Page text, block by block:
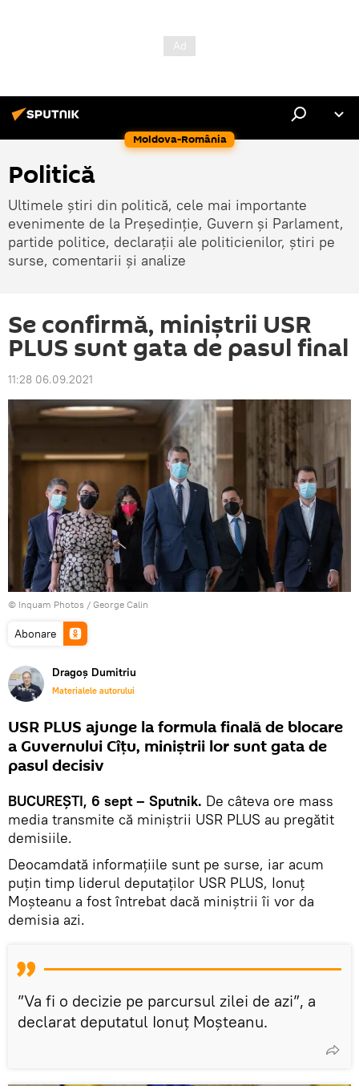
Moldova-România
Politică
Ultimele știri din politică, cele mai importante
evenimente de la Președinție, Guvern și Parlament,
partide politice, declarații ale politicienilor, știri pe
surse, comentarii și analize
Se confirmă, miniștrii USR
PLUS sunt gata de pasul final
11:28 06.09.2021
© Inquam Photos / George Calin
Abonare
Dragoș Dumitriu
Materialele autorului
USR PLUS ajunge la formula finală de blocare
a Guvernului Cîțu, miniștrii lor sunt gata de
pasul decisiv
BUCUREȘTI, 6 sept – Sputnik. De câteva ore mass
media transmite că miniștrii USR PLUS au pregătit
demisiile.
Deocamdată informațiile sunt pe surse, iar acum
puțin timp liderul deputaților USR PLUS, Ionuț
Moșteanu a fost întrebat dacă miniștrii îi vor da
demisia azi.
”Va fi o decizie pe parcursul zilei de azi”, a
declarat deputatul Ionuț Moșteanu.